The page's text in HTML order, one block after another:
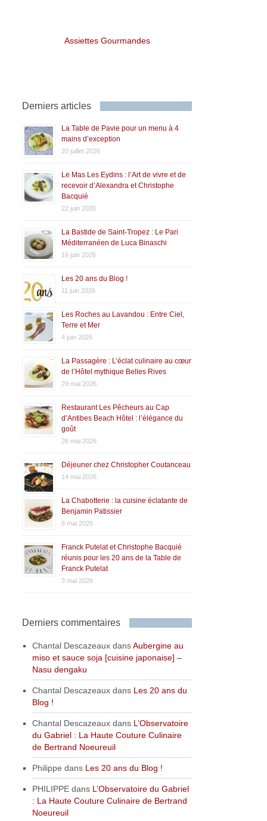
Assiettes Gourmandes
Derniers articles
La Table de Pavie pour un menu à 4
mains d’exception
20 juillet 2026
Le Mas Les Eydins : l’Art de vivre et de
recevoir d’Alexandra et Christophe
Bacquié
22 juin 2026
La Bastide de Saint-Tropez : Le Pari
Méditerranéen de Luca Binaschi
16 juin 2026
Les 20 ans du Blog !
11 juin 2026
Les Roches au Lavandou : Entre Ciel,
Terre et Mer
4 juin 2026
La Passagère : L’éclat culinaire au cœur
de l’Hôtel mythique Belles Rives
29 mai 2026
Restaurant Les Pêcheurs au Cap
d’Antibes Beach Hôtel : l’élégance du
goût
26 mai 2026
Déjeuner chez Christopher Coutanceau
14 mai 2026
La Chabotterie : la cuisine éclatante de
Benjamin Patissier
8 mai 2026
Franck Putelat et Christophe Bacquié
réunis pour les 20 ans de la Table de
Franck Putelat
3 mai 2026
Derniers commentaires
Chantal Descazeaux dansAubergine au
miso et sauce soja [cuisine japonaise] –
Nasu dengaku
Chantal Descazeaux dans Les 20 ans du
Blog !
Chantal Descazeaux dans L’Observatoire
du Gabriel : La Haute Couture Culinaire
de Bertrand Noeureuil
Philippe dans Les 20 ans du Blog !
PHILIPPE dans L’Observatoire du Gabriel
: La Haute Couture Culinaire de Bertrand
Noeureuil